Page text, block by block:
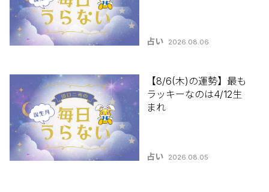
占い 2026.08.06
【8/6(木)の運勢】最も
ラッキーなのは4/12生
まれ
占い 2026.08.05